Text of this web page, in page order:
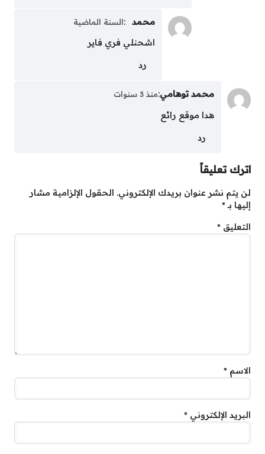
محمد :السنة الماضية
اشحنلي فري فاير
رد
محمد توهامي:منذ 3 سنوات
هدا موقع رائع
رد
اترك تعليقاً
لن يتم نشر عنوان بريدك الإلكتروني.
الحقول الإلزامية مشار
إليها بـ*
التعليق *
الاسم *
البريد الإلكتروني *